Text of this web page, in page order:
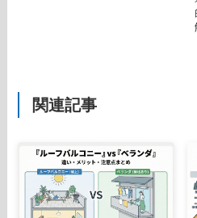
関連記事